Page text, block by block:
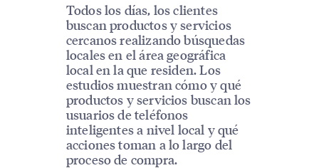
Todos los días, los clientes
buscan productos y servicios
cercanos realizando búsquedas
locales en el área geográfica
local en la que residen. Los
estudios muestran cómo y qué
productos y servicios buscan los
usuarios de teléfonos
inteligentes a nivel local y qué
acciones toman a lo largo del
proceso de compra.